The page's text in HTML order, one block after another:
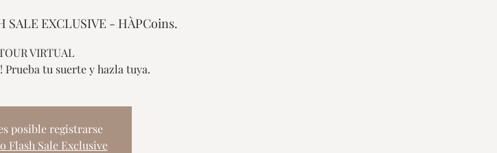
SALE EXCLUSIVE - HÀPCoins.
VIRTUAL
Prueba tu suerte y hazla tuya.
posible registrarse
Flash Sale Exclusive